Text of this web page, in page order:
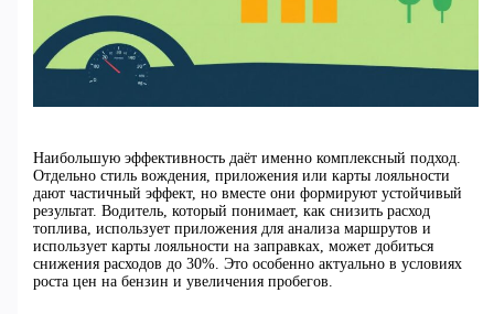
Наибольшую эффективность даёт именно комплексный подход.
Отдельно стиль вождения, приложения или карты лояльности
дают частичный эффект, но вместе они формируют устойчивый
результат. Водитель, который понимает, как снизить расход
топлива, использует приложения для анализа маршрутов и
использует карты лояльности на заправках, может добиться
снижения расходов до 30%. Это особенно актуально в условиях
роста цен на бензин и увеличения пробегов.